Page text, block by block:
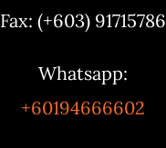
Fax: (+603) 91715786
Whatsapp:
+60194666602